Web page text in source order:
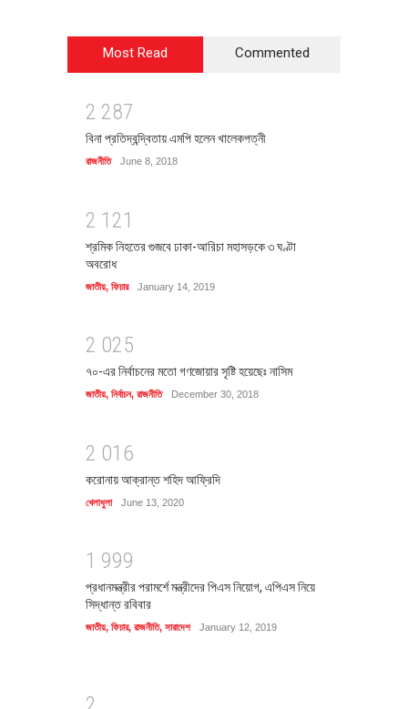
Most Read Commented
2 287
বিনা প্রতিদ্বন্দ্বিতায় এমপি হলেন খালেকপত্নী
রাজনীতি June 8, 2018
2 1 21
শ্রমিক নিহতের গুজবে ঢাকা-আরিচা মহাসড়কে ৩ ঘণ্টা
অবরোধ
জাতীয়, ফিচার January 14, 2019
2 025
৭০-এর নির্বাচনের মতো গণজোয়ার সৃষ্টি হয়েছেঃ নাসিম
জাতীয়, নির্বাচন, রাজনীতি December 30, 2018
2 01 6
করোনায় আক্রান্ত শহিদ আফ্রিদি
খেলাধুলা June 13, 2020
1 999
প্রধানমন্ত্রীর পরামর্শে মন্ত্রীদের পিএস নিয়োগ, এপিএস নিয়ে
সিদ্ধান্ত রবিবার
জাতীয়, ফিচার, রাজনীতি, সারাদেশ January 12, 2019